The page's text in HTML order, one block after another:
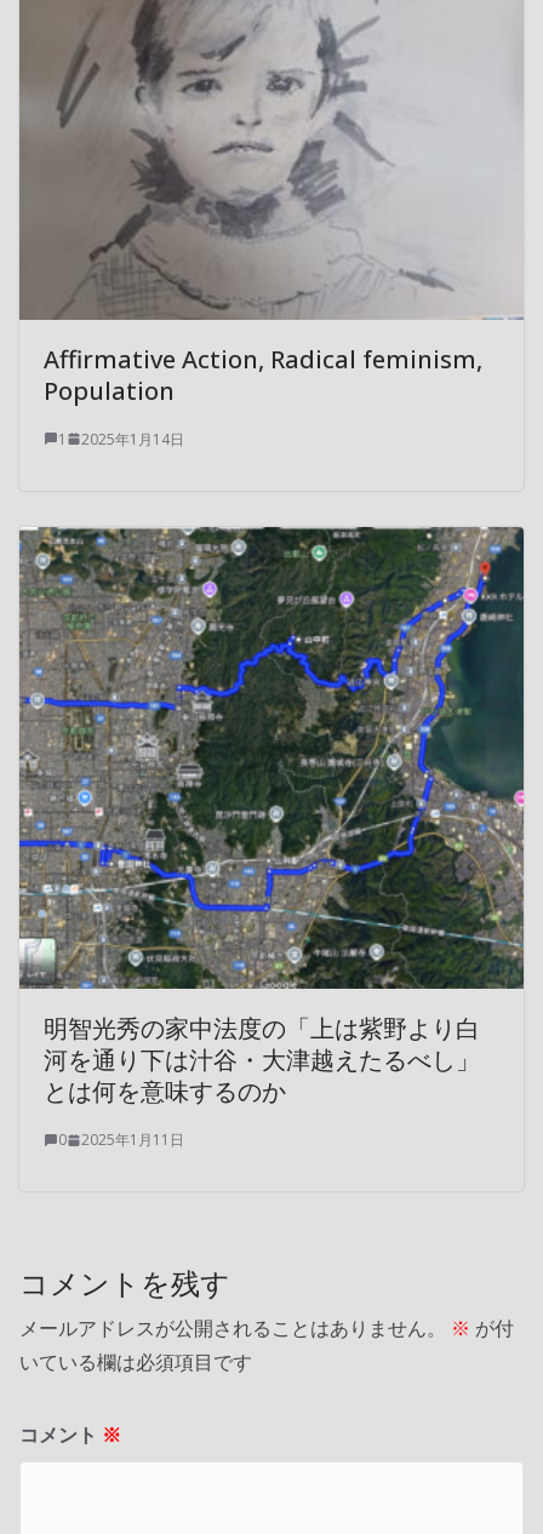
Affirmative Action, Radical feminism,
Population
1 2025年1月14日
明智光秀の家中法度の「上は紫野より白
河を通り下は汁谷・大津越えたるべし」
とは何を意味するのか
0 2025年1月11日
コメントを残す
メールアドレスが公開されることはありません。 ※ が付
いている欄は必須項目です
コメント ※